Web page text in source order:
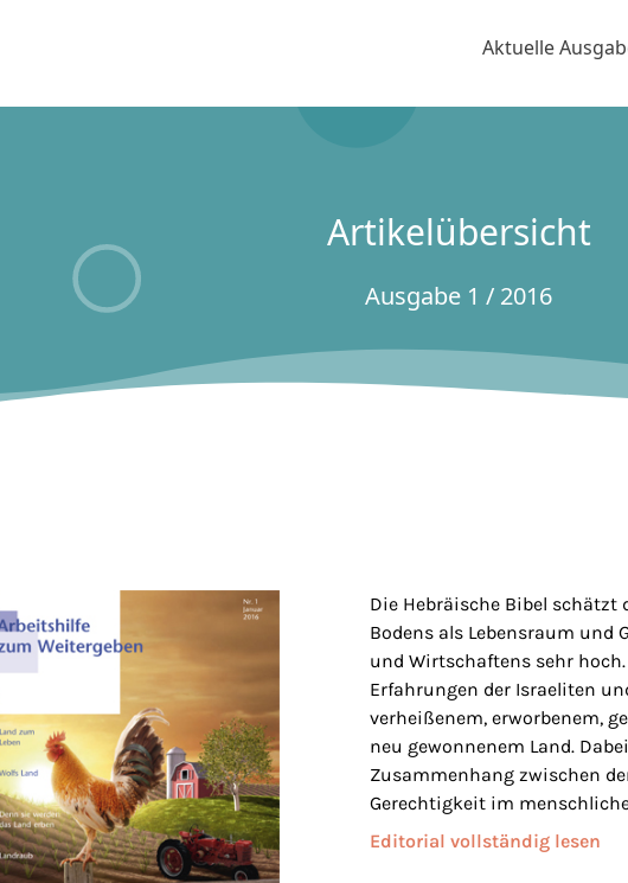
Aktuelle
Artikelübersicht
Ausgabe 1 / 2016
Die Hebräische Bibel schätzt
Bodens als Lebensraum und
und Wirtschaftens sehr
Erfahrungen der Israeliten
verheißenem, erworbenem,
neu gewonnenem Land.
Zusammenhang zwischen
Gerechtigkeit im
Editorial vollständig lesen